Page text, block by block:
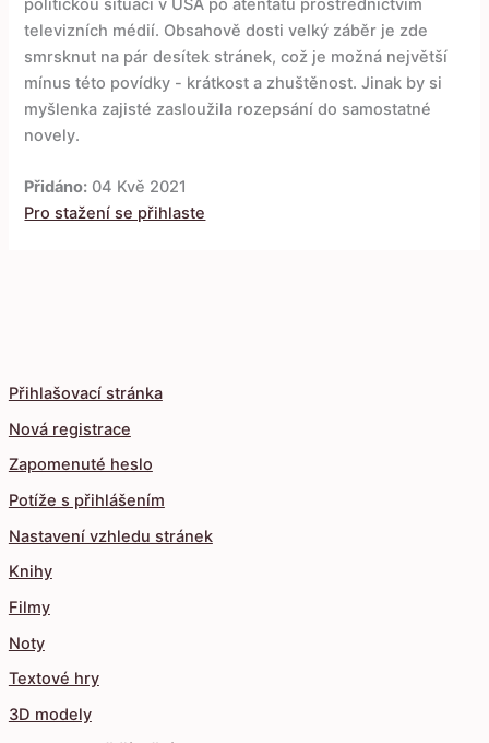
Přihlašovací stránka
Nová registrace
Zapomenuté heslo
Potíže s přihlášením
Nastavení vzhledu stránek
Knihy
Filmy
Noty
Textové hry
3D modely
politickou situaci v USA po atentátu prostřednictvím
televizních médií. Obsahově dosti velký záběr je zde
smrsknut na pár desítek stránek, což je možná největší
mínus této povídky - krátkost a zhuštěnost. Jinak by si
myšlenka zajisté zasloužila rozepsání do samostatné
novely.
Přidáno: 04 Kvě 2021
Pro stažení se přihlaste